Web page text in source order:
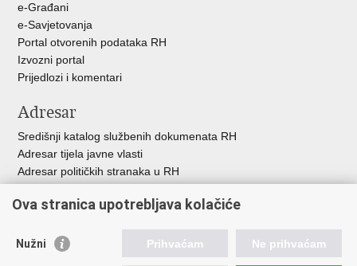
e-Građani
e-Savjetovanja
Portal otvorenih podataka RH
Izvozni portal
Prijedlozi i komentari
Adresar
Središnji katalog službenih dokumenata RH
Adresar tijela javne vlasti
Adresar političkih stranaka u RH
Besplatni telefoni javne uprave
Važne poveznice
Ova stranica upotrebljava kolačiće
Nužni Prihvaćam Ne prihvaćam